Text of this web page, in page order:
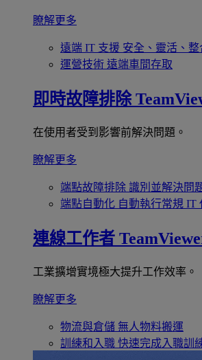
瞭解更多
遠端 IT 支援 安全、靈活、整
運營技術 遠端車間存取
即時故障排除
在使用者受到影響前解決問題。
瞭解更多
端點故障排除 識別並解決問
端點自動化 自動執行常規 IT
連線工作者
工業擴增實境極大提升工作效率。
瞭解更多
物流與倉儲 無人物料搬運
訓練和入職 快速完成入職訓